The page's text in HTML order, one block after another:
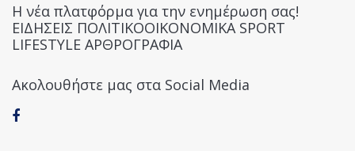
Η νέα πλατφόρμα για την ενημέρωση σας!
ΕΙΔΗΣΕΙΣ ΠΟΛΙΤΙΚΟΟΙΚΟΝΟΜΙΚΑ SPORT
LIFESTYLE ΑΡΘΡΟΓΡΑΦΙΑ
Ακολουθήστε μας στα Social Media